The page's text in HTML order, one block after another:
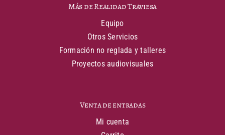
Más de Realidad Traviesa
Equipo
Otros Servicios
Formación no reglada y talleres
Proyectos audiovisuales
Venta de entradas
Mi cuenta